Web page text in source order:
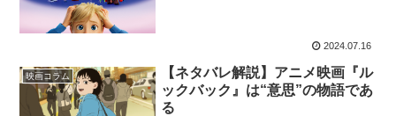
2024.07.16
映画コラム
【ネタバレ解説】アニメ映画『ル
ックバック』は“意思”の物語であ
る